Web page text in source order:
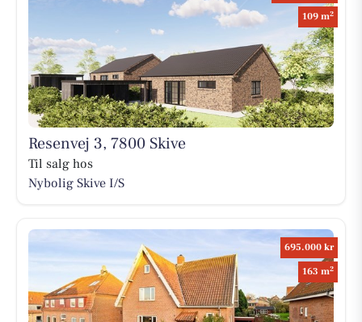
109 m2
Resenvej 3, 7800 Skive
Til salg hos
Nybolig Skive I/S
695.000 kr
163 m2